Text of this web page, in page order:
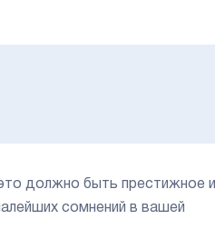
должно быть престижное и
сомнений в вашей